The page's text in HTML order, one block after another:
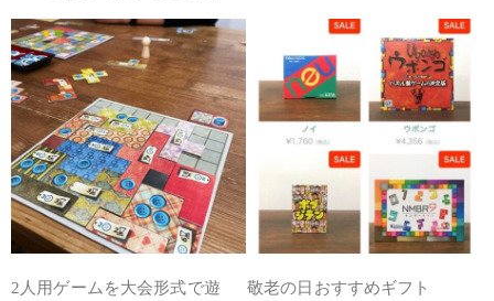
2人用ゲームを大会形式で遊
敬老の日おすすめギフト